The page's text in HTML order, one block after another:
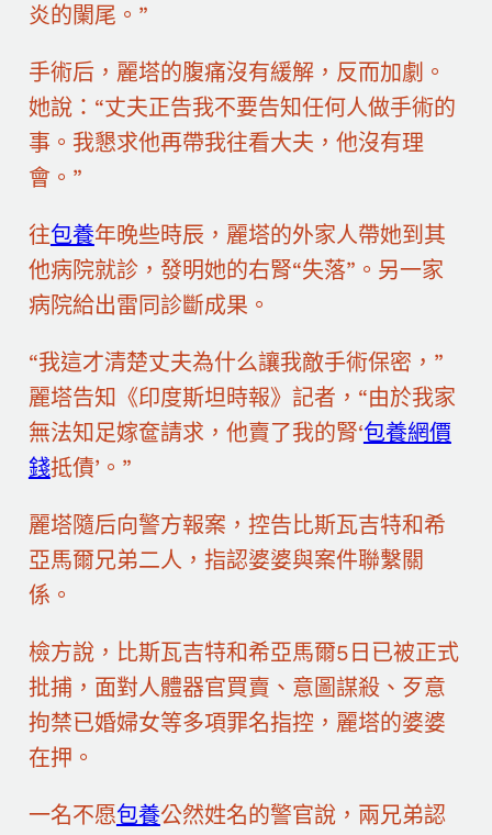
炎的闌尾。”
手術后，麗塔的腹痛沒有緩解，反而加劇。
她說：“丈夫正告我不要告知任何人做手術的
事。我懇求他再帶我往看大夫，他沒有理
會。”
往包養年晚些時辰，麗塔的外家人帶她到其
他病院就診，發明她的右腎“失落”。另一家
病院給出雷同診斷成果。
“我這才清楚丈夫為什么讓我敵手術保密，”
麗塔告知《印度斯坦時報》記者，“由於我家
無法知足嫁奩請求，他賣了我的腎‘包養網價
錢抵債’。”
麗塔隨后向警方報案，控告比斯瓦吉特和希
亞馬爾兄弟二人，指認婆婆與案件聯繫關
係。
檢方說，比斯瓦吉特和希亞馬爾5日已被正式
批捕，面對人體器官買賣、意圖謀殺、歹意
拘禁已婚婦女等多項罪名指控，麗塔的婆婆
在押。
一名不愿包養公然姓名的警官說，兩兄弟認